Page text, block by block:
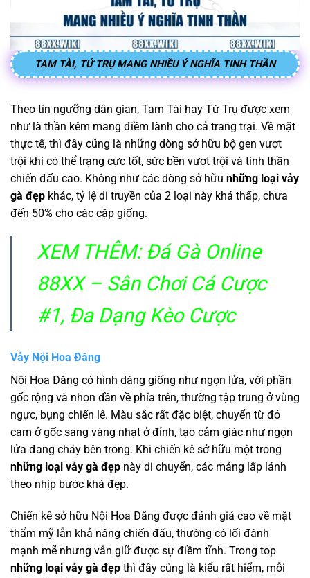
TAM TÀI, TỨ TRỤ MANG NHIỀU Ý NGHĨA TINH THẦN
Theo tín ngưỡng dân gian, Tam Tài hay Tứ Trụ được xem
như là thần kêm mang điềm lành cho cả trang trại. Về mặt
thực tế, thì đây cũng là những dòng sở hữu bộ gen vượt
trội khi có thể trạng cực tốt, sức bền vượt trội và tinh thần
chiến đấu cao. Không như các dòng sở hữu những loại vảy
gà đẹp khác, tỷ lệ di truyền của 2 loại này khá thấp, chưa
đến 50% cho các cặp giống.
XEM THÊM: Đá Gà Online
88XX – Sân Chơi Cá Cược
#1, Đa Dạng Kèo Cược
Vảy Nội Hoa Đăng
Nội Hoa Đăng có hình dáng giống như ngọn lửa, với phần
gốc rộng và nhọn dần về phía trên, thường tập trung ở vùng
ngực, bụng chiến lê. Màu sắc rất đặc biệt, chuyển từ đỏ
cam ở gốc sang vàng nhạt ở đỉnh, tạo cảm giác như ngọn
lửa đang cháy bên trong. Khi chiến kê sở hữu một trong
những loại vảy gà đẹp này di chuyển, các mảng lấp lánh
theo nhịp bước khá đẹp.
Chiến kê sở hữu Nội Hoa Đăng được đánh giá cao về mặt
thẩm mỹ lẫn khả năng chiến đấu, thường có lối đánh
mạnh mẽ nhưng vẫn giữ được sự điềm tĩnh. Trong top
những loại vảy gà đẹp thì đây cũng là kiểu rất hiểm, mỗi